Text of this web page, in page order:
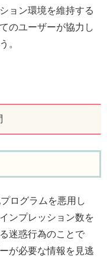
ョン環境を維持する
のユーザーが協力し
。
ログラムを悪用し
ンプレッション数を
迷惑行為のことで
が必要な情報を見逃